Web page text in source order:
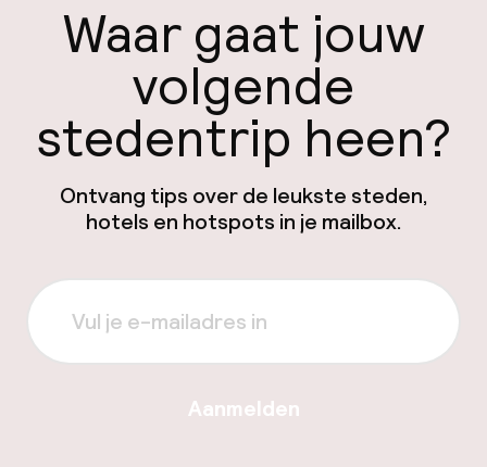
Waar gaat jouw
volgende
stedentrip heen?
Ontvang tips over de leukste steden,
hotels en hotspots in je mailbox.
Aanmelden